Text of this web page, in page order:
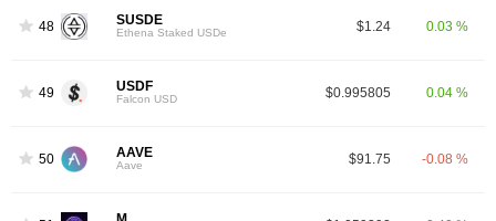
48 SUSDE
Ethena Staked USDe $1.24 0.03 %
49 USDF
Falcon USD $0.995805 0.04 %
50 AAVE
Aave $91.75 -0.08 %